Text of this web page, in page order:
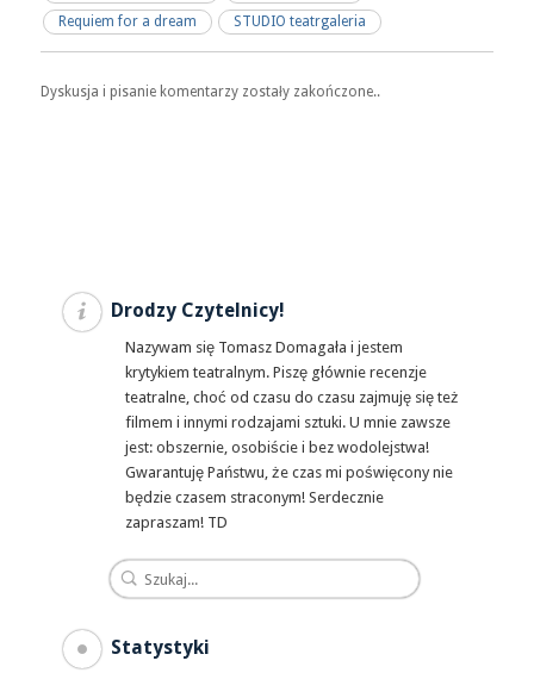
Requiem for a dream
STUDIO teatrgaleria
Dyskusja i pisanie komentarzy zostały zakończone..
Drodzy Czytelnicy!
Nazywam się Tomasz Domagała i jestem
krytykiem teatralnym. Piszę głównie recenzje
teatralne, choć od czasu do czasu zajmuję się też
filmem i innymi rodzajami sztuki. U mnie zawsze
jest: obszernie, osobiście i bez wodolejstwa!
Gwarantuję Państwu, że czas mi poświęcony nie
będzie czasem straconym! Serdecznie
zapraszam! TD
Statystyki